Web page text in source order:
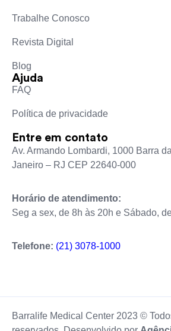
Trabalhe Conosco
Revista Digital
Blog
Ajuda
FAQ
Política de privacidade
Entre em contato
Av. Armando Lombardi, 1000 Barra
Janeiro – RJ CEP 22640-000
Horário de atendimento:
Seg a sex, de 8h às 20h e Sábado,
Telefone: (21) 3078-1000
Barralife Medical Center 2023 ©